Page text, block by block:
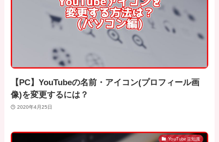
【PC】YouTubeの名前・アイコン(プロフィール画
像)を変更するには？
2020年4月25日
YouTube豆知識